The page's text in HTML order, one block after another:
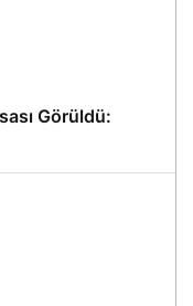
Görüldü: